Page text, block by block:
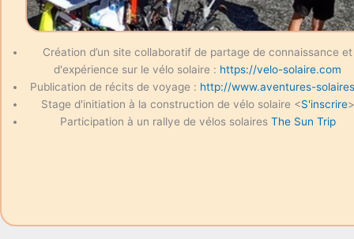
Création d’un site collaboratif de partage de connaissance et
d'expérience sur le vélo solaire : https://velo-solaire.com
Publication de récits de voyage : http://www.aventures-
Stage d'initiation à la construction de vélo solaire <S'inscrire>
Participation à un rallye de vélos solaires The Sun Trip